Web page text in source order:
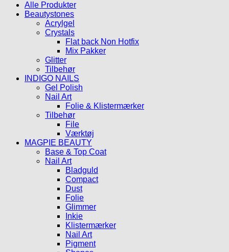
Alle Produkter
Beautystones
Acrylgel
Crystals
Flat back Non Hotfix
Mix Pakker
Glitter
Tilbehør
INDIGO NAILS
Gel Polish
Nail Art
Folie & Klistermærker
Tilbehør
File
Værktøj
MAGPIE BEAUTY
Base & Top Coat
Nail Art
Bladguld
Compact
Dust
Folie
Glimmer
Inkie
Klistermærker
Nail Art
Pigment